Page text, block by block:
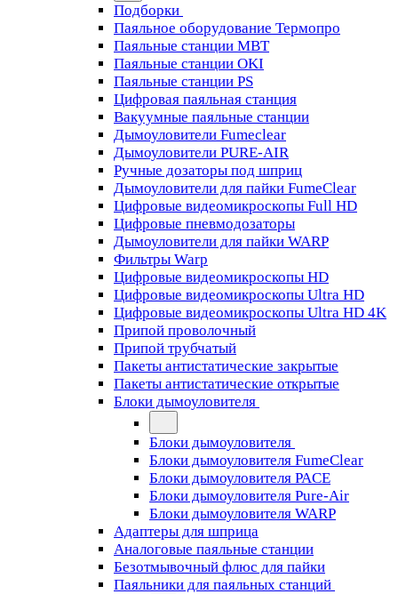
Подборки
Паяльное оборудование Термопро
Паяльные станции MBT
Паяльные станции OKI
Паяльные станции PS
Цифровая паяльная станция
Вакуумные паяльные станции
Дымоуловители Fumeclear
Дымоуловители PURE-AIR
Ручные дозаторы под шприц
Дымоуловители для пайки FumeClear
Цифровые видеомикроскопы Full HD
Цифровые пневмодозаторы
Дымоуловители для пайки WARP
Фильтры Warp
Цифровые видеомикроскопы HD
Цифровые видеомикроскопы Ultra HD
Цифровые видеомикроскопы Ultra HD 4K
Припой проволочный
Припой трубчатый
Пакеты антистатические закрытые
Пакеты антистатические открытые
Блоки дымоуловителя
Блоки дымоуловителя
Блоки дымоуловителя FumeClear
Блоки дымоуловителя PACE
Блоки дымоуловителя Pure-Air
Блоки дымоуловителя WARP
Адаптеры для шприца
Аналоговые паяльные станции
Безотмывочный флюс для пайки
Паяльники для паяльных станций